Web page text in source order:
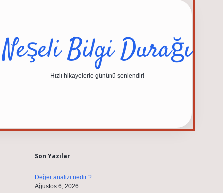
Neşeli Bilgi Durağı
Hızlı hikayelerle gününü şenlendir!
Son Yazılar
Değer analizi nedir ?
Ağustos 6, 2026